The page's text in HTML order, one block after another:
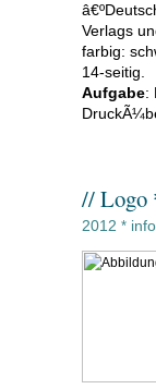
Verlags
farbig:
14-seitig.
Aufgabe:
// Logo
2012 *